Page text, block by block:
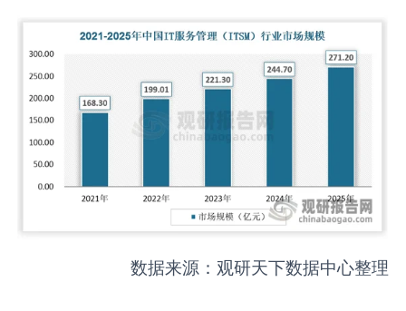
数据来源：观研天下数据中心整理